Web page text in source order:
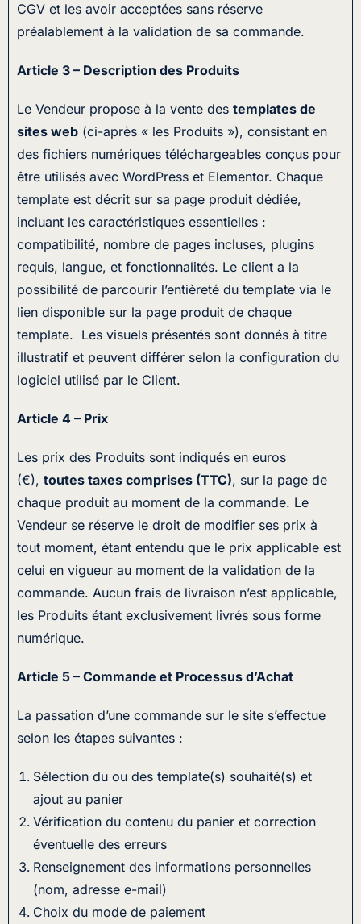
CGV et les avoir acceptées sans réserve
préalablement à la validation de sa commande.
Article 3 – Description des Produits
Le Vendeur propose à la vente des templates de
sites web (ci-après « les Produits »), consistant en
des fichiers numériques téléchargeables conçus pour
être utilisés avec WordPress et Elementor. Chaque
template est décrit sur sa page produit dédiée,
incluant les caractéristiques essentielles :
compatibilité, nombre de pages incluses, plugins
requis, langue, et fonctionnalités. Le client a la
possibilité de parcourir l’entièreté du template via le
lien disponible sur la page produit de chaque
template. Les visuels présentés sont donnés à titre
illustratif et peuvent différer selon la configuration du
logiciel utilisé par le Client.
Article 4 – Prix
Les prix des Produits sont indiqués en euros
(€), toutes taxes comprises (TTC), sur la page de
chaque produit au moment de la commande. Le
Vendeur se réserve le droit de modifier ses prix à
tout moment, étant entendu que le prix applicable est
celui en vigueur au moment de la validation de la
commande. Aucun frais de livraison n’est applicable,
les Produits étant exclusivement livrés sous forme
numérique.
Article 5 – Commande et Processus d’Achat
La passation d’une commande sur le site s’effectue
selon les étapes suivantes :
Sélection du ou des template(s) souhaité(s) et
ajout au panier
Vérification du contenu du panier et correction
éventuelle des erreurs
Renseignement des informations personnelles
(nom, adresse e-mail)
Choix du mode de paiement